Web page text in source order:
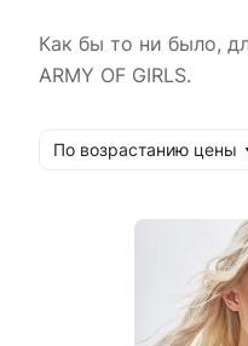
Как бы то ни было,
ARMY OF GIRLS.
По возрастанию цены